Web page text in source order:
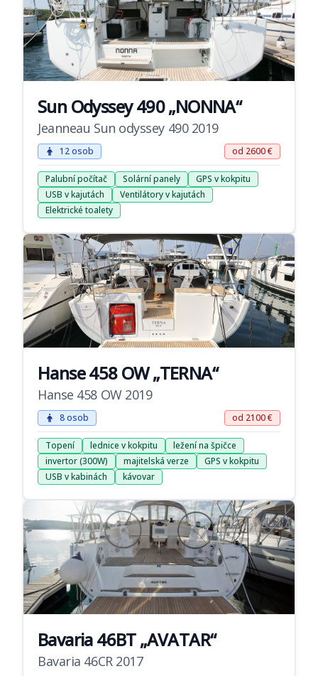
Sun Odyssey 490 „NONNA“
Jeanneau Sun odyssey 490 2019
12 osob od 2600 €
Palubní počítač Solární panely
GPS v kokpitu
USB v kajutách
Ventilátory v kajutách
Elektrické toalety
Hanse 458 OW „TERNA“
Hanse 458 OW 2019
8 osob od 2100 €
Topení lednice v kokpitu
ležení na špičce
invertor (300W)
majitelská verze
GPS v kokpitu
USB v kabinách
kávovar
Bavaria 46BT „AVATAR“
Bavaria 46CR 2017